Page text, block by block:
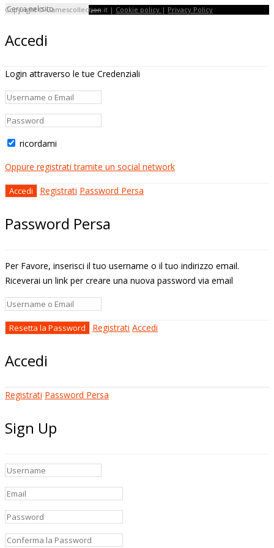
Copyright © Gamescollection.it | Cookie policy | Privacy Policy
Accedi
Login attraverso le tue Credenziali
ricordami
Oppure registrati tramite un social network
Registrati Password Persa
Password Persa
Per Favore, inserisci il tuo username o il tuo indirizzo email.
Riceverai un link per creare una nuova password via email
Registrati Accedi
Accedi
Registrati Password Persa
Sign Up